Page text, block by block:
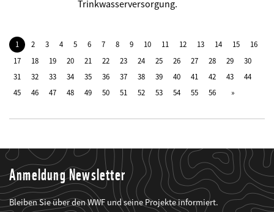
Trinkwasserversorgung.
1 2 3 4 5 6 7 8 9 10 11 12 13 14 15
16
17
18 19 20 21 22 23 24 25 26 27 28 29
30
31
32 33 34 35 36 37 38 39 40 41 42 43
44
45
46 47 48 49 50 51 52 53 54 55 56
Anmeldung Newsletter
Bleiben Sie über den WWF und seine Projekte informiert.